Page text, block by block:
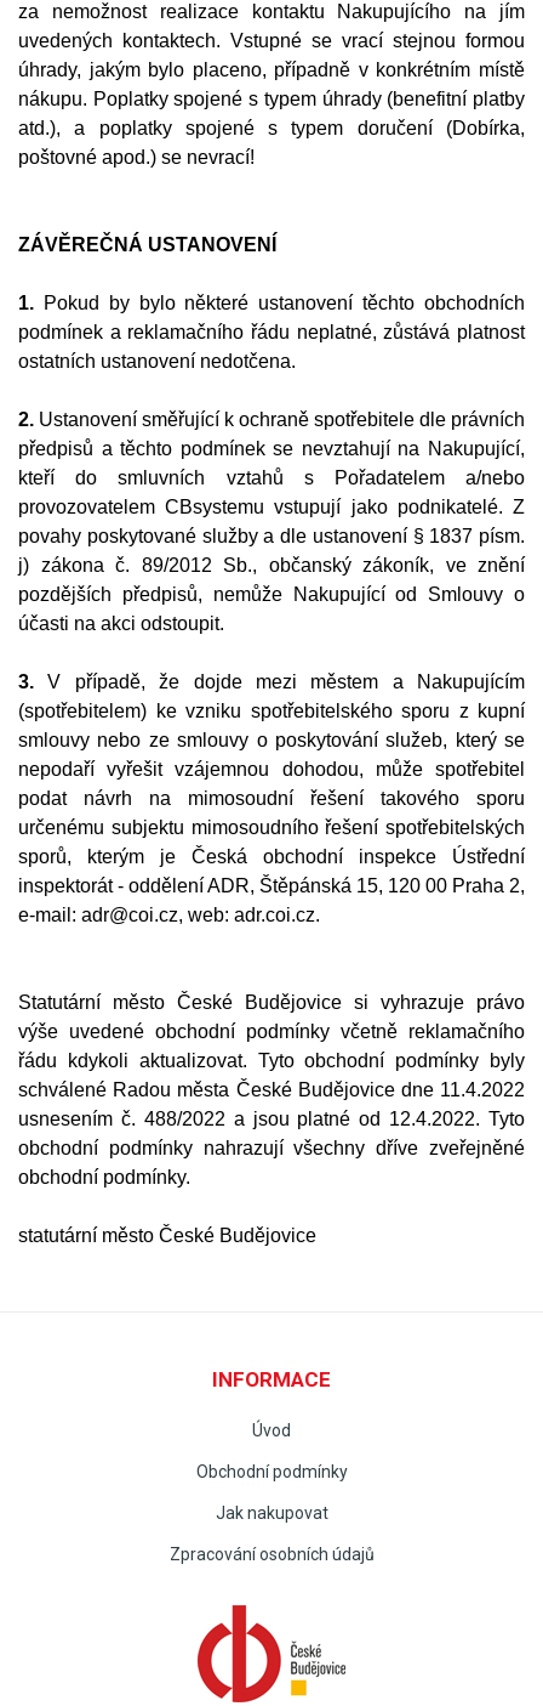
za nemožnost realizace kontaktu Nakupujícího na jím
uvedených kontaktech. Vstupné se vrací stejnou formou
úhrady, jakým bylo placeno, případně v konkrétním místě
nákupu. Poplatky spojené s typem úhrady (benefitní platby
atd.), a poplatky spojené s typem doručení (Dobírka,
poštovné apod.) se nevrací!
ZÁVĚREČNÁ USTANOVENÍ
1. Pokud by bylo některé ustanovení těchto obchodních
podmínek a reklamačního řádu neplatné, zůstává platnost
ostatních ustanovení nedotčena.
2. Ustanovení směřující k ochraně spotřebitele dle právních
předpisů a těchto podmínek se nevztahují na Nakupující,
kteří do smluvních vztahů s Pořadatelem a/nebo
provozovatelem CBsystemu vstupují jako podnikatelé. Z
povahy poskytované služby a dle ustanovení § 1837 písm.
j) zákona č. 89/2012 Sb., občanský zákoník, ve znění
pozdějších předpisů, nemůže Nakupující od Smlouvy o
účasti na akci odstoupit.
3. V případě, že dojde mezi městem a Nakupujícím
(spotřebitelem) ke vzniku spotřebitelského sporu z kupní
smlouvy nebo ze smlouvy o poskytování služeb, který se
nepodaří vyřešit vzájemnou dohodou, může spotřebitel
podat návrh na mimosoudní řešení takového sporu
určenému subjektu mimosoudního řešení spotřebitelských
sporů, kterým je Česká obchodní inspekce Ústřední
inspektorát - oddělení ADR, Štěpánská 15, 120 00 Praha 2,
e-mail: adr@coi.cz, web: adr.coi.cz.
Statutární město České Budějovice si vyhrazuje právo
výše uvedené obchodní podmínky včetně reklamačního
řádu kdykoli aktualizovat. Tyto obchodní podmínky byly
schválené Radou města České Budějovice dne 11.4.2022
usnesením č. 488/2022 a jsou platné od 12.4.2022. Tyto
obchodní podmínky nahrazují všechny dříve zveřejněné
obchodní podmínky.
statutární město České Budějovice
INFORMACE
Úvod
Obchodní podmínky
Jak nakupovat
Zpracování osobních údajů